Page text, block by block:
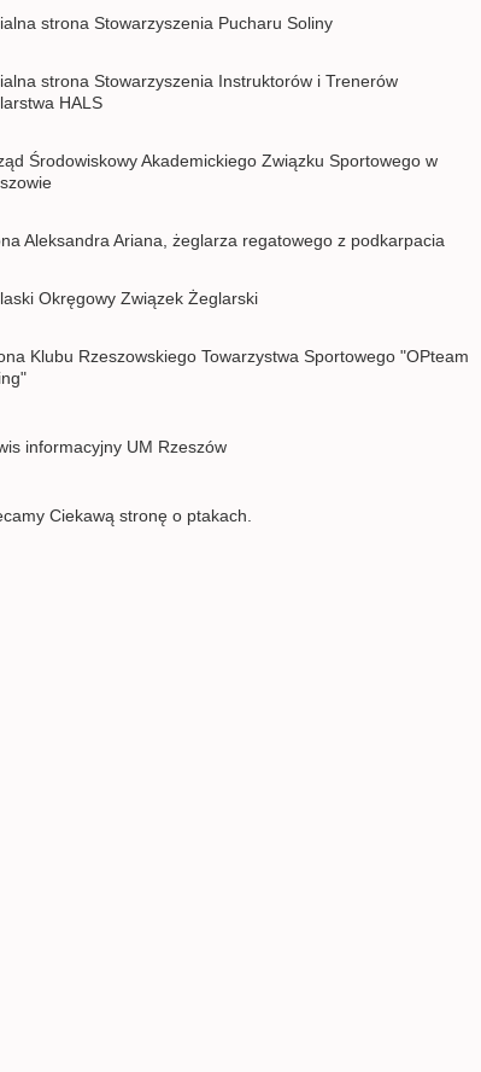
strona Stowarzyszenia Pucharu Soliny
strona Stowarzyszenia Instruktorów i Trenerów
HALS
Środowiskowy Akademickiego Związku Sportowego w
Aleksandra Ariana, żeglarza regatowego z podkarpacia
Okręgowy Związek Żeglarski
Klubu Rzeszowskiego Towarzystwa Sportowego "OPteam
informacyjny UM Rzeszów
Ciekawą stronę o ptakach.